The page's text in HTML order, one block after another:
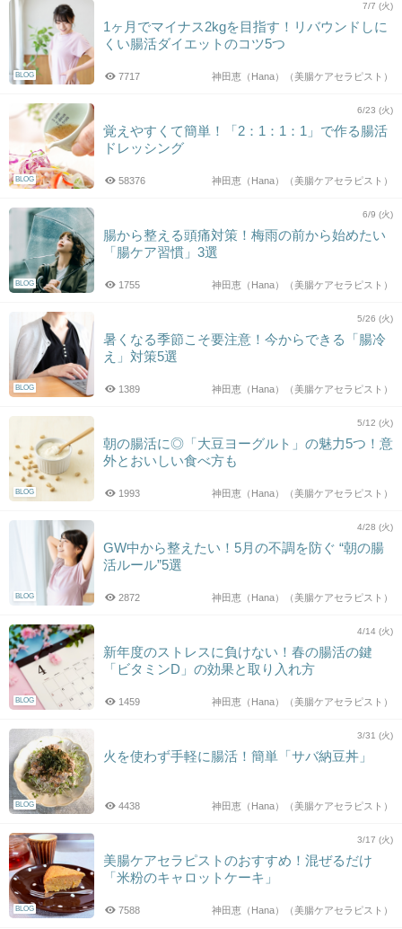
BLOG
7/7 (火)
1ヶ月でマイナス2kgを目指す！リバウンドしに
くい腸活ダイエットのコツ5つ
神田恵（Hana）（美腸ケアセラピスト）
7717
BLOG
6/23 (火)
覚えやすくて簡単！「2：1：1：1」で作る腸活
ドレッシング
神田恵（Hana）（美腸ケアセラピスト）
58376
BLOG
6/9 (火)
腸から整える頭痛対策！梅雨の前から始めたい
「腸ケア習慣」3選
神田恵（Hana）（美腸ケアセラピスト）
1755
BLOG
5/26 (火)
暑くなる季節こそ要注意！今からできる「腸冷
え」対策5選
神田恵（Hana）（美腸ケアセラピスト）
1389
BLOG
5/12 (火)
朝の腸活に◎「大豆ヨーグルト」の魅力5つ！意
外とおいしい食べ方も
神田恵（Hana）（美腸ケアセラピスト）
1993
BLOG
4/28 (火)
GW中から整えたい！5月の不調を防ぐ “朝の腸
活ルール”5選
神田恵（Hana）（美腸ケアセラピスト）
2872
BLOG
4/14 (火)
新年度のストレスに負けない！春の腸活の鍵
「ビタミンD」の効果と取り入れ方
神田恵（Hana）（美腸ケアセラピスト）
1459
BLOG
3/31 (火)
火を使わず手軽に腸活！簡単「サバ納豆丼」
神田恵（Hana）（美腸ケアセラピスト）
4438
BLOG
3/17 (火)
美腸ケアセラピストのおすすめ！混ぜるだけ
「米粉のキャロットケーキ」
神田恵（Hana）（美腸ケアセラピスト）
7588